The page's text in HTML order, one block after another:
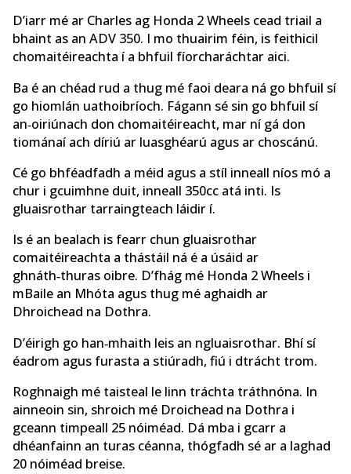
D’iarr mé ar Charles ag Honda 2 Wheels cead triail a
bhaint as an ADV 350. I mo thuairim féin, is feithicil
chomaitéireachta í a bhfuil fíorcharáchtar aici.
Ba é an chéad rud a thug mé faoi deara ná go bhfuil sí
go hiomlán uathoibríoch. Fágann sé sin go bhfuil sí
an‑oiriúnach don chomaitéireacht, mar ní gá don
tiománaí ach díriú ar luasghéarú agus ar choscánú.
Cé go bhféadfadh a méid agus a stíl inneall níos mó a
chur i gcuimhne duit, inneall 350cc atá inti. Is
gluaisrothar tarraingteach láidir í.
Is é an bealach is fearr chun gluaisrothar
comaitéireachta a thástáil ná é a úsáid ar
ghnáth‑thuras oibre. D’fhág mé Honda 2 Wheels i
mBaile an Mhóta agus thug mé aghaidh ar
Dhroichead na Dothra.
D’éirigh go han‑mhaith leis an ngluaisrothar. Bhí sí
éadrom agus furasta a stiúradh, fiú i dtrácht trom.
Roghnaigh mé taisteal le linn tráchta tráthnóna. In
ainneoin sin, shroich mé Droichead na Dothra i
gceann timpeall 25 nóiméad. Dá mba i gcarr a
dhéanfainn an turas céanna, thógfadh sé ar a laghad
20 nóiméad breise.